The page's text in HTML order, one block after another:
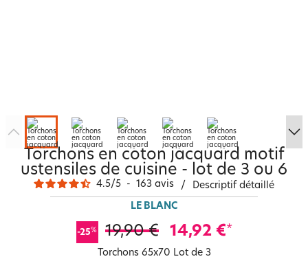
Torchons en coton jacquard motif
ustensiles de cuisine - lot de 3 ou 6
4.5/5 - 163 avis / Descriptif détaillé
LE BLANC
-25% 19,90 € 14,92 €*
Torchons 65x70 Lot de 3